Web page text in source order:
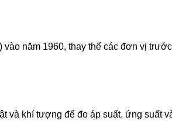
năm 1960, thay thế các đơn vị
và khí tượng để đo áp suất, ứng suất